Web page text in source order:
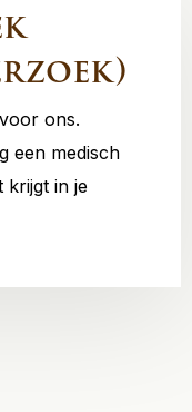
ons.
een medisch
krijgt in je